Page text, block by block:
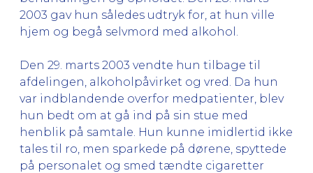
2003 gav hun således udtryk for, at hun ville
hjem og begå selvmord med alkohol.
Den 29. marts 2003 vendte hun tilbage til
afdelingen, alkoholpåvirket og vred. Da hun
var indblandende overfor medpatienter, blev
hun bedt om at gå ind på sin stue med
henblik på samtale. Hun kunne imidlertid ikke
tales til ro, men sparkede på dørene, spyttede
på personalet og smed tændte cigaretter